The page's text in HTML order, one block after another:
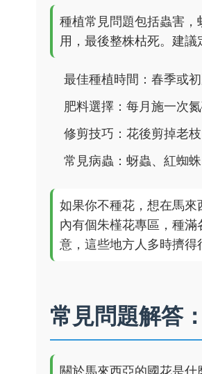
種植常見問題包括蟲害
用，最後整株枯死。建議
最佳種植時間：春季或
肥料選擇：每月施一次
修剪技巧：花後剪掉老
常見病蟲：蚜蟲、紅蜘
如果你不種花，想在馬
內有個朱槿花專區，種
意，這些地方人多時擠得
常見問題解答
關於馬來西亞的國花是什